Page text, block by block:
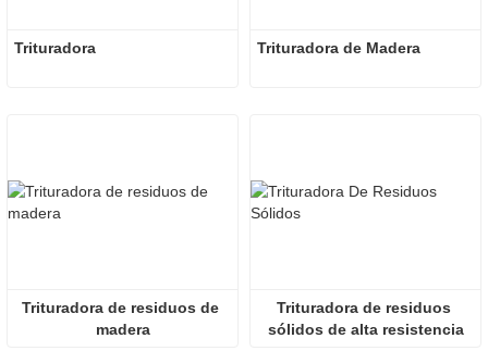
Trituradora Trituradora de Madera
Trituradora de residuos de
madera
Trituradora de residuos
sólidos de alta resistencia